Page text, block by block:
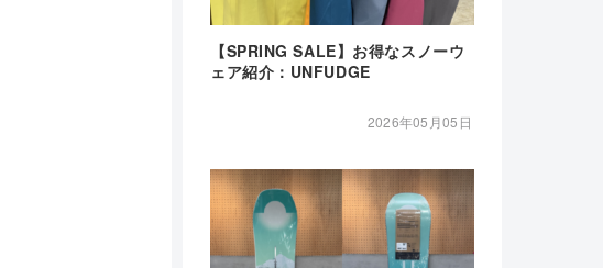
【SPRING SALE】お得なスノーウ
ェア紹介：UNFUDGE
2026年05月05日